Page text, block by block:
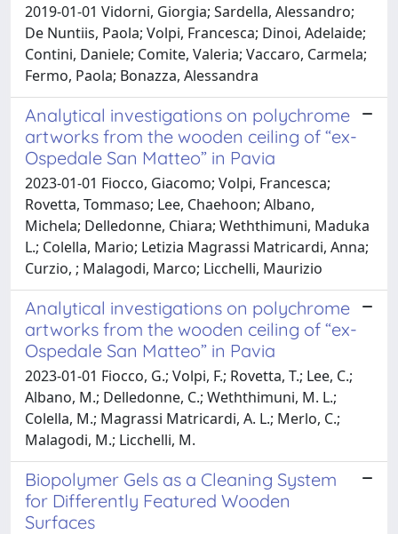
2019-01-01 Vidorni, Giorgia; Sardella, Alessandro;
De Nuntiis, Paola; Volpi, Francesca; Dinoi, Adelaide;
Contini, Daniele; Comite, Valeria; Vaccaro, Carmela;
Fermo, Paola; Bonazza, Alessandra
Analytical investigations on polychrome
artworks from the wooden ceiling of “ex-
Ospedale San Matteo” in Pavia
2023-01-01 Fiocco, Giacomo; Volpi, Francesca;
Rovetta, Tommaso; Lee, Chaehoon; Albano,
Michela; Delledonne, Chiara; Weththimuni, Maduka
L.; Colella, Mario; Letizia Magrassi Matricardi, Anna;
Curzio, ; Malagodi, Marco; Licchelli, Maurizio
Analytical investigations on polychrome
artworks from the wooden ceiling of “ex-
Ospedale San Matteo” in Pavia
2023-01-01 Fiocco, G.; Volpi, F.; Rovetta, T.; Lee, C.;
Albano, M.; Delledonne, C.; Weththimuni, M. L.;
Colella, M.; Magrassi Matricardi, A. L.; Merlo, C.;
Malagodi, M.; Licchelli, M.
Biopolymer Gels as a Cleaning System
for Differently Featured Wooden
Surfaces